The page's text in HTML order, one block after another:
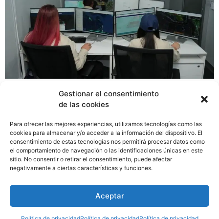
Gestionar el consentimiento
de las cookies
Para ofrecer las mejores experiencias, utilizamos tecnologías como las
cookies para almacenar y/o acceder a la información del dispositivo. El
consentimiento de estas tecnologías nos permitirá procesar datos como
el comportamiento de navegación o las identificaciones únicas en este
sitio. No consentir o retirar el consentimiento, puede afectar
negativamente a ciertas características y funciones.
Aceptar
para el Monitoreo, Preservación y Protección del
Ecosistema Marino y Costero, el primero de carácter
interinstitucional en la región del Corredor Marino del
Pacífico Este Tropical (CMAR). El Centro fue posible
gracias a una donación del Bezos Earth Fund, en el
marco del Proyecto de Fortalecimiento del Monitoreo,
Control y Vigilancia en el CMAR, ejecutada a través de
y el apoyo de la Célula Analítica Conjunta (JAC, por sus
siglas en inglés).